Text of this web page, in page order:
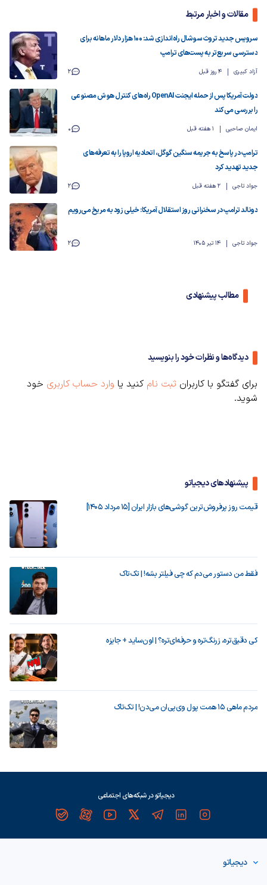
مقالات و اخبار مرتبط
سرویس جدید تروث سوشال راه‌اندازی شد: ۱۰۰ هزار دلار ماهانه برای
دسترسی سریع‌تر به پست‌های ترامپ
آزاد کبیری 4 روز قبل 2
دولت آمریکا پس از حمله ایجنت OpenAI راه‌های کنترل هوش مصنوعی
را بررسی می‌کند
ایمان صاحبی 1 هفته قبل 0
ترامپ در پاسخ به جریمه سنگین گوگل، اتحادیه اروپا را به تعرفه‌های
جدید تهدید کرد
جواد تاجی 2 هفته قبل 2
دونالد ترامپ در سخنرانی روز استقلال آمریکا: خیلی زود به مریخ می‌رویم
جواد تاجی 14 تیر 1405 2
مطالب پیشنهادی
دیدگاه‌ها و نظرات خود را بنویسید
برای گفتگو با کاربران ثبت نام کنید یا وارد حساب کاربری خود
شوید.
پیشنهادهای دیجیاتو
قیمت روز پرفروش‌ترین گوشی‌های بازار ایران [15 مرداد 1405]
فقط من دستور می‌دم که چی فیلتر بشه! | تک‌تاک
کی دقیق‌تره، زرنگ‌تره و حرفه‌ای‌تره؟ | اون‌ساید + جایزه
مردم ماهی ۱۵ همت پول وی‌پی‌ان می‌دن! | تک‌تاک
دیجیاتو در شبکه‌های اجتماعی
دیجیاتو